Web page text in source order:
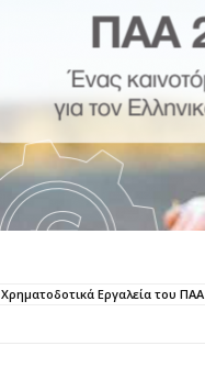
Χρηματοδοτικά Εργαλεία του ΠΑΑ